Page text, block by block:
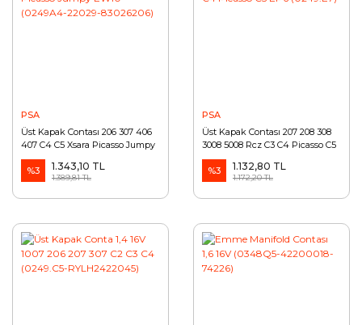
PSA
Üst Kapak Contası 206 307 406
407 C4 C5 Xsara Picasso Jumpy
EW10 (0249A4-22029-83026206)
%3
1.343,10 TL
1.389,81 TL
PSA
Üst Kapak Contası 207 208 308
3008 5008 Rcz C3 C4 Picasso C5
EP6 (0249.E7)
%3
1.132,80 TL
1.172,20 TL